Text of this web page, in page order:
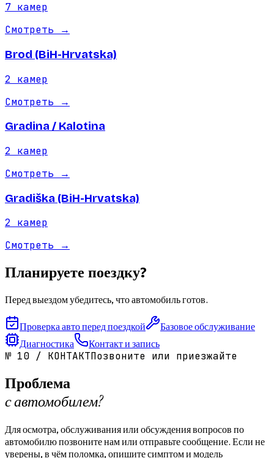
7 камер
Смотреть →
Brod (BiH-Hrvatska)
2
камер
Смотреть →
Gradina / Kalotina
2
камер
Смотреть →
Gradiška (BiH-Hrvatska)
2
камер
Смотреть →
Планируете поездку?
Перед выездом убедитесь, что автомобиль готов.
Проверка авто перед поездкой
Базовое обслуживание
Диагностика
Контакт и запись
№ 10 / КОНТАКТПозвоните или приезжайте
Проблема
с автомобилем?
Для осмотра, обслуживания или обсуждения вопросов по
автомобилю позвоните нам или отправьте сообщение. Если не
уверены, в чём поломка, опишите симптом и модель